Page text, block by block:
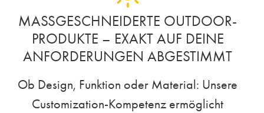
MASSGESCHNEIDERTE OUTDOOR-P
RODUKTE – EXAKT AUF DEINE A
NFORDERUNGEN ABGESTIMMT
Ob Design, Funktion oder Material: Unsere
Customization-Kompetenz ermöglicht